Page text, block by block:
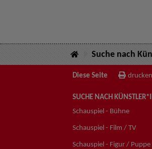
Suche nach
Diese Seite drucken
SUCHE NACH
Schauspiel - Bühne
Schauspiel - Film / TV
Schauspiel - Figur /